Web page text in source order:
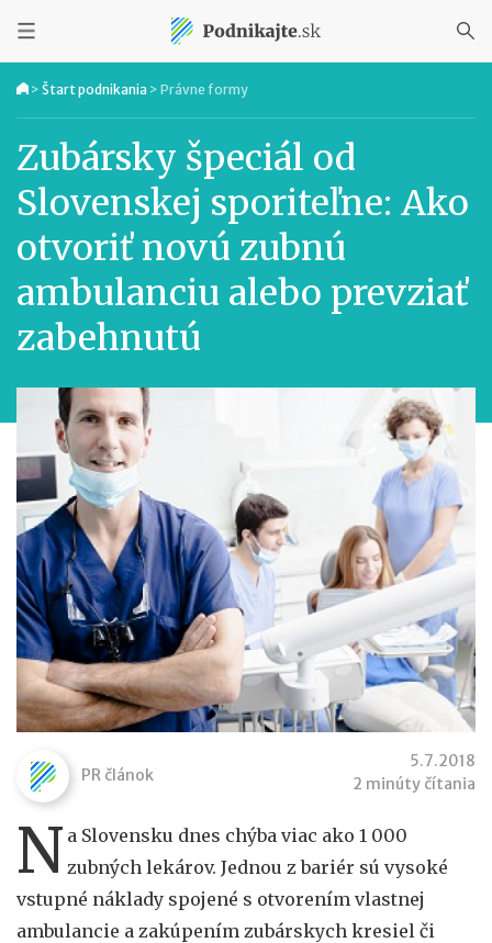
> Štart podnikania > Právne formy
Zubársky špeciál od
Slovenskej sporiteľne: Ako
otvoriť novú zubnú
ambulanciu alebo prevziať
zabehnutú
PR článok
5.7.2018
2 minúty čítania
N a Slovensku dnes chýba viac ako 1 000
zubných lekárov. Jednou z bariér sú vysoké
vstupné náklady spojené s otvorením vlastnej
ambulancie a zakúpením zubárskych kresiel či